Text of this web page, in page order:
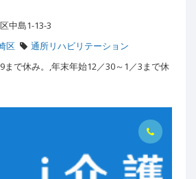
中島1-13-3
区
通所リハビリテーション
まで休み。,年末年始12／30～1／3まで休